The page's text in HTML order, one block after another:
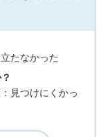
たなかった
見つけにくかっ